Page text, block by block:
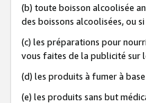
(b) toute boisson alcoolisée
des boissons alcoolisées, ou
(c) les préparations pour
vous faites de la publicité sur
(d) les produits à fumer à
(e) les produits sans but